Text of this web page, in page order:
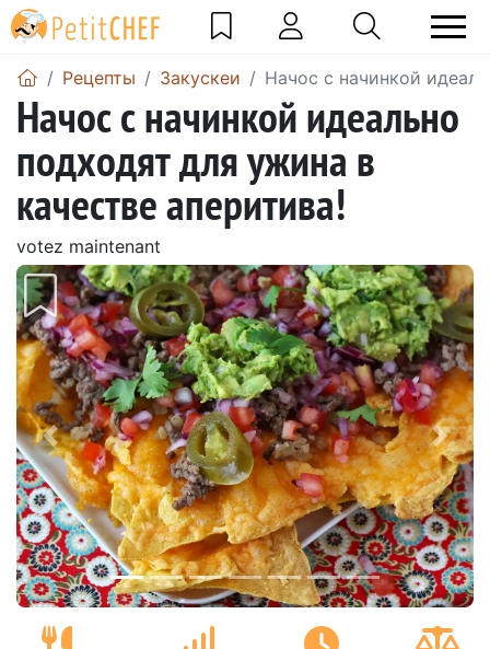
Pецепты Закускeи Начос с начинкой
Начос с начинкой идеально
подходят для ужина в
качестве аперитива!
votez maintenant
Предыдущий